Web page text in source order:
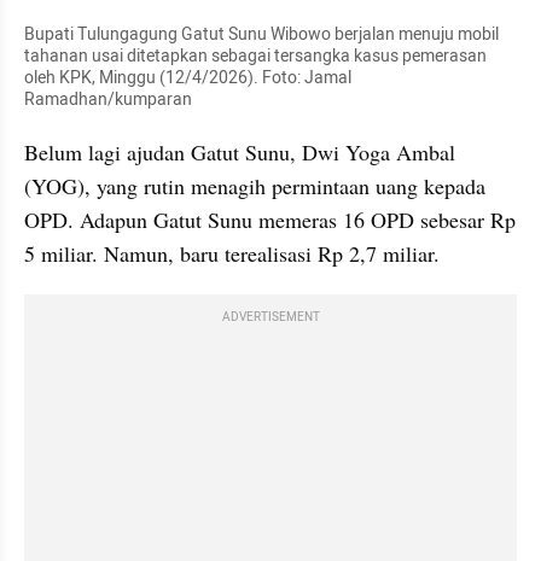
Bupati Tulungagung Gatut Sunu Wibowo berjalan menuju mobil
tahanan usai ditetapkan sebagai tersangka kasus pemerasan
oleh KPK, Minggu (12/4/2026). Foto: Jamal
Ramadhan/kumparan
Belum lagi ajudan Gatut Sunu, Dwi Yoga Ambal
(YOG), yang rutin menagih permintaan uang kepada
OPD. Adapun Gatut Sunu memeras 16 OPD sebesar Rp
5 miliar. Namun, baru terealisasi Rp 2,7 miliar.
ADVERTISEMENT